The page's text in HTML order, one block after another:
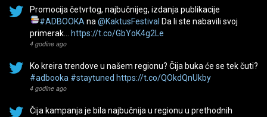
Promocija četvrtog, najbučnijeg, izdanja publikacije
#ADBOOKA na @KaktusFestival Da li ste nabavili svoj
primerak…
https://t.co/GbYoK4g2Le
4 godine ago
Ko kreira trendove u našem regionu? Čija buka će se tek čuti?
#adbooka #staytuned https://t.co/QOkdQnUkby
4 godine ago
Čija kampanja je bila najbučnija u regionu u prethodnih